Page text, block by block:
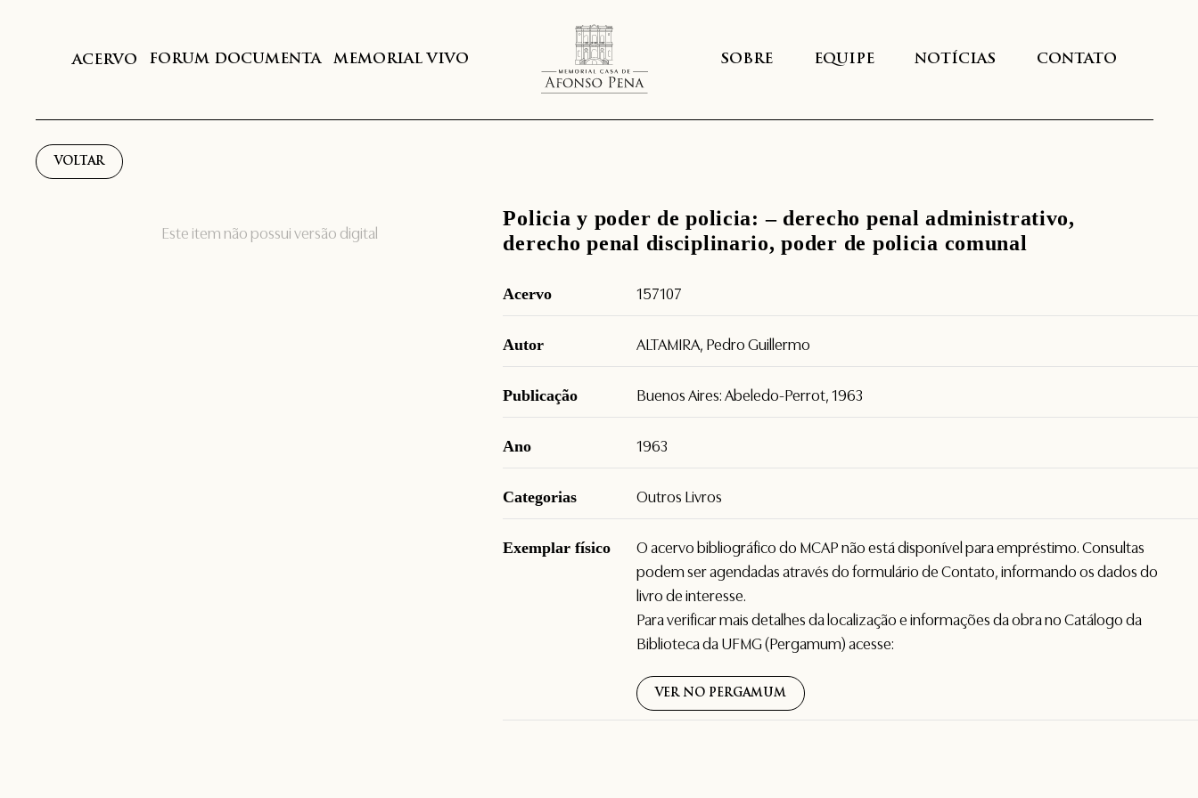
ACERVO FORUM DOCUMENTA MEMORIAL VIVO SOBRE EQUIPE NOTÍCIAS CONTATO
VOLTAR
Este item não possui versão digital
Policia y poder de policia: – derecho penal administrativo,
derecho penal disciplinario, poder de policia comunal
Acervo 157107
Autor ALTAMIRA, Pedro Guillermo
Publicação Buenos Aires: Abeledo-Perrot, 1963
Ano 1963
Categorias Outros Livros
Exemplar físico
O acervo bibliográfico do MCAP não está disponível para empréstimo. Consultas
podem ser agendadas através do formulário deContato, informando os dados do
livro de interesse.
Para verificar mais detalhes da localização e informações da obra no Catálogo da
Biblioteca da UFMG (Pergamum) acesse:
VER NO PERGAMUM